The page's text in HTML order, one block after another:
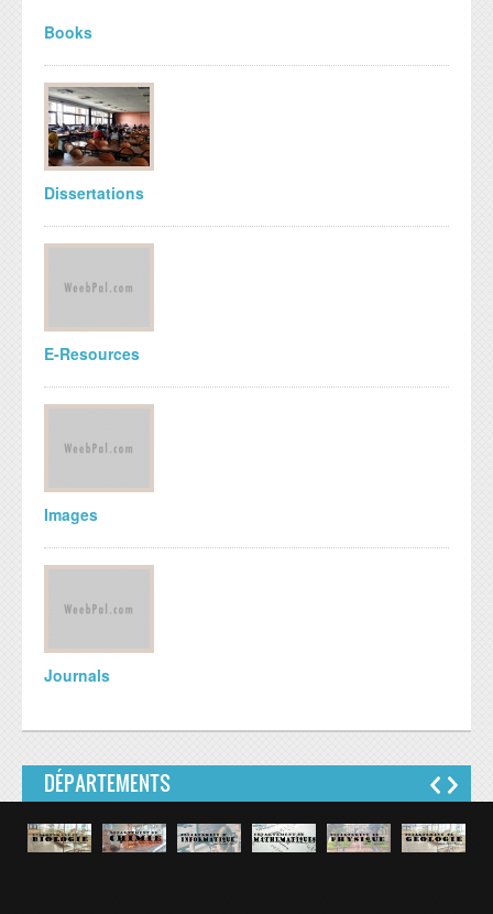
Books
Dissertations
E-Resources
Images
Journals
DÉPARTEMENTS